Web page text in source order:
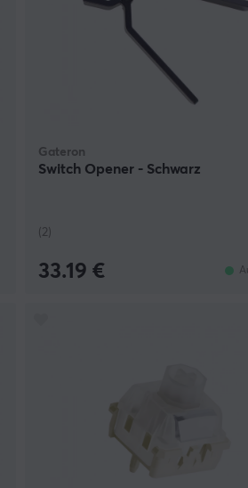
Gateron
Switch Opener - Schwarz
(2)
33.19 €